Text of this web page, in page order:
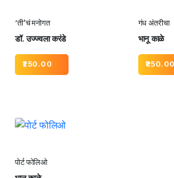
‘ती’चं मनोगत
डॉ. उज्ज्वला करंडे
250.00
गंध अंतरीचा
भानू काळे
250.00
पोर्ट फोलिओ